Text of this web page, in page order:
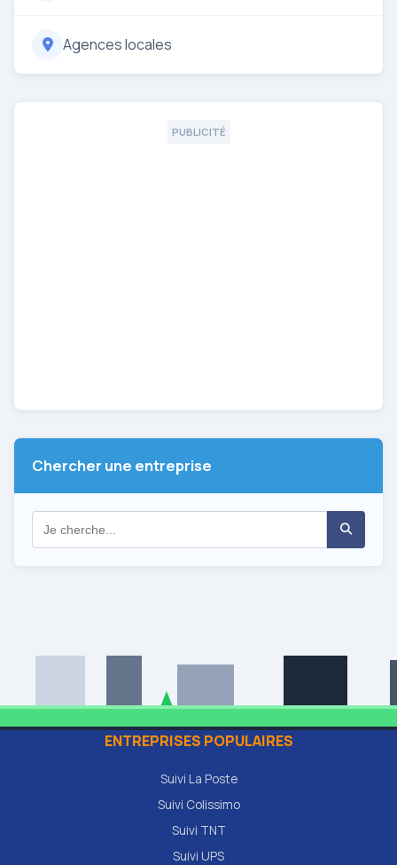
Agences locales
PUBLICITÉ
Chercher une entreprise
ENTREPRISES POPULAIRES
Suivi La Poste
Suivi Colissimo
Suivi TNT
Suivi UPS